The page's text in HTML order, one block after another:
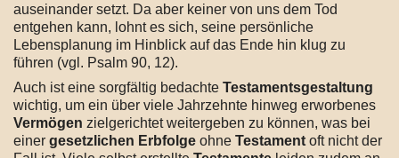
auseinander setzt. Da aber keiner von uns dem Tod
entgehen kann, lohnt es sich, seine persönliche
Lebensplanung im Hinblick auf das Ende hin klug zu
führen (vgl. Psalm 90, 12).
Auch ist eine sorgfältig bedachte Testamentsgestaltung
wichtig, um ein über viele Jahrzehnte hinweg erworbenes
Vermögen zielgerichtet weitergeben zu können, was bei
einer gesetzlichen Erbfolge ohne Testament oft nicht der